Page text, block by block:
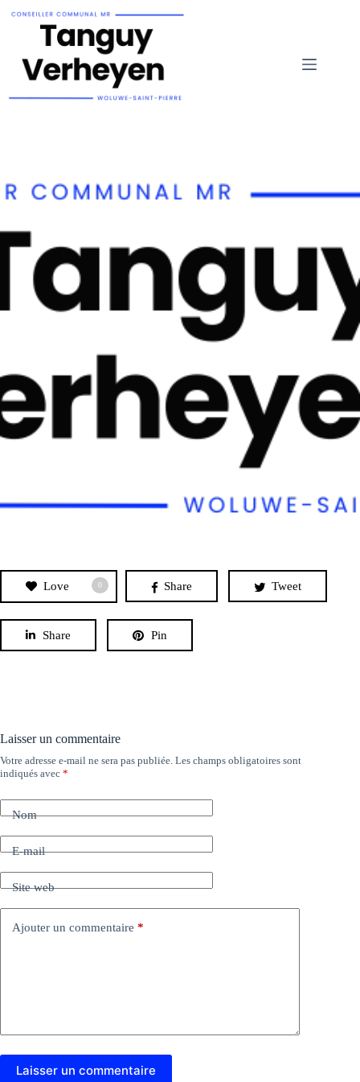
Love 0 Share Tweet
Share Pin
Laisser un commentaire
Votre adresse e-mail ne sera pas publiée. Les champs obligatoires sont
indiqués avec *
Nom
E-mail
Site web
Ajouter un commentaire *
Laisser un commentaire